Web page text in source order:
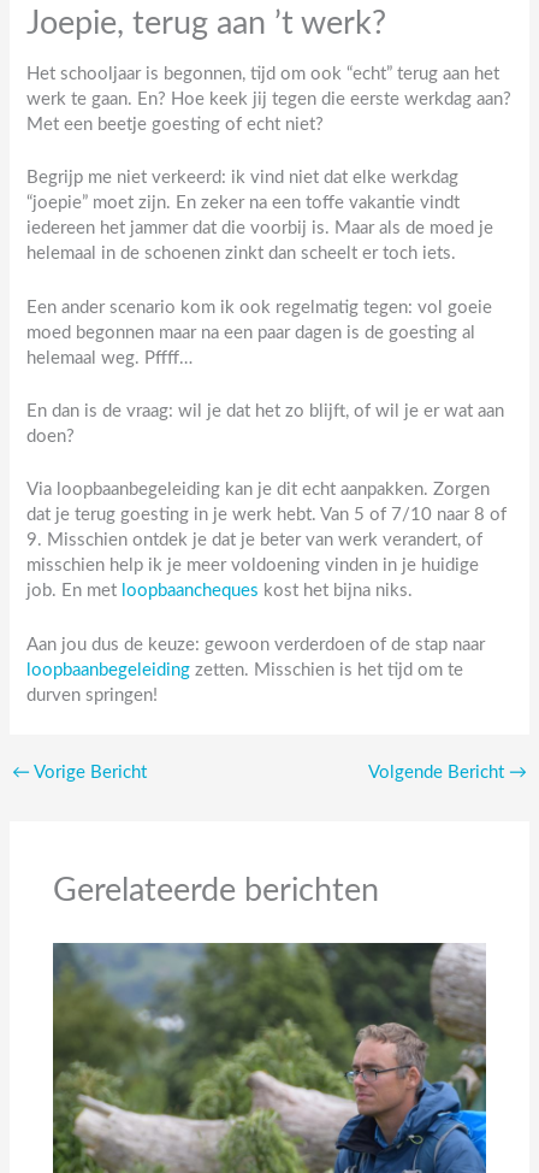
Joepie, terug aan ’t werk?
Het schooljaar is begonnen, tijd om ook “echt” terug aan het
werk te gaan. En? Hoe keek jij tegen die eerste werkdag aan?
Met een beetje goesting of echt niet?
Begrijp me niet verkeerd: ik vind niet dat elke werkdag
“joepie” moet zijn. En zeker na een toffe vakantie vindt
iedereen het jammer dat die voorbij is. Maar als de moed je
helemaal in de schoenen zinkt dan scheelt er toch iets.
Een ander scenario kom ik ook regelmatig tegen: vol goeie
moed begonnen maar na een paar dagen is de goesting al
helemaal weg. Pffff…
En dan is de vraag: wil je dat het zo blijft, of wil je er wat aan
doen?
Via loopbaanbegeleiding kan je dit echt aanpakken. Zorgen
dat je terug goesting in je werk hebt. Van 5 of 7/10 naar 8 of
9. Misschien ontdek je dat je beter van werk verandert, of
misschien help ik je meer voldoening vinden in je huidige
job. En met loopbaancheques kost het bijna niks.
Aan jou dus de keuze: gewoon verderdoen of de stap naar
loopbaanbegeleiding zetten. Misschien is het tijd om te
durven springen!
← Vorige Bericht Volgende Bericht →
Gerelateerde berichten